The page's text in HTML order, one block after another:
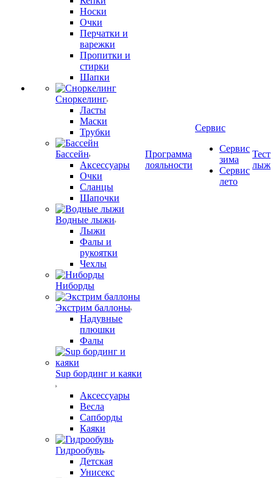
Носки
Очки
Перчатки и
варежки
Пропитки и
стирки
Шапки
Сноркелинг
Ласты
Маски
Трубки
Бассейн
Аксессуары
Очки
Сланцы
Шапочки
Водные лыжи
Лыжи
Фалы и
рукоятки
Чехлы
Ниборды
Экстрим баллоны
Надувные
плюшки
Фалы
Sup бординг и каяки
Аксессуары
Весла
Сапборды
Каяки
Гидрообувь
Детская
Унисекс
Программа
лояльности
Сервис
Сервис
зима
Сервис
лето
Тест
лыж